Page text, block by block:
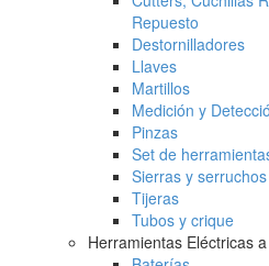
Repuesto
Destornilladores
Llaves
Martillos
Medición y
Pinzas
Set de
Sierras y serruchos
Tijeras
Tubos y crique
Herramientas Eléctricas